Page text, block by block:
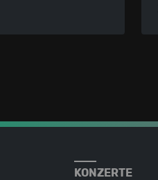
KONZERTE